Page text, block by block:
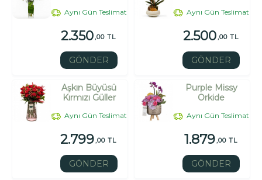
Aynı Gün Teslimat
2.350,00 TL
GÖNDER
Aynı Gün Teslimat
2.500,00 TL
GÖNDER
Aşkın Büyüsü
Kırmızı Güller
Aynı Gün Teslimat
2.799,00 TL
GÖNDER
Purple Missy
Orkide
Aynı Gün Teslimat
1.879,00 TL
GÖNDER